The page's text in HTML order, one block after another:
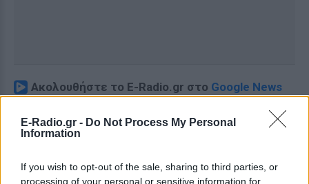
E-Radio.gr - Do Not Process My Personal
Information
If you wish to opt-out of the sale, sharing to third parties, or
processing of your personal or sensitive information for
Ακολουθήστε το E-Radio.gr στο Google News
Εσύ μπήκες στο E-Daily.gr; Τα νέα της ημέρας